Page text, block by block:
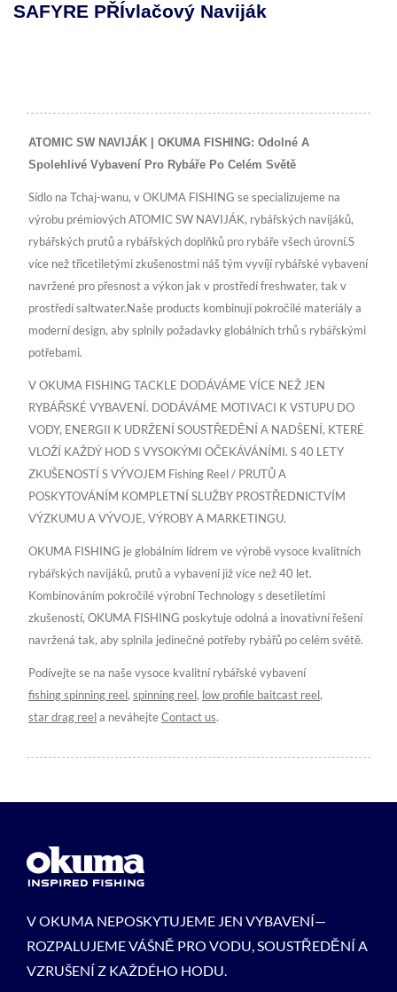
SAFYRE PŘÍvlačový Naviják
ATOMIC SW NAVIJÁK | OKUMA FISHING: Odolné A
Spolehlivé Vybavení Pro Rybáře Po Celém Světě
Sídlo na Tchaj-wanu, v OKUMA FISHING se specializujeme na
výrobu prémiových ATOMIC SW NAVIJÁK, rybářských navijáků,
rybářských prutů a rybářských doplňků pro rybáře všech úrovní.S
více než třicetiletými zkušenostmi náš tým vyvíjí rybářské vybavení
navržené pro přesnost a výkon jak v prostředí freshwater, tak v
prostředí saltwater.Naše products kombinují pokročilé materiály a
moderní design, aby splnily požadavky globálních trhů s rybářskými
potřebami.
V OKUMA FISHING TACKLE DODÁVÁME VÍCE NEŽ JEN
RYBÁŘSKÉ VYBAVENÍ. DODÁVÁME MOTIVACI K VSTUPU DO
VODY, ENERGII K UDRŽENÍ SOUSTŘEDĚNÍ A NADŠENÍ, KTERÉ
VLOŽÍ KAŽDÝ HOD S VYSOKÝMI OČEKÁVÁNÍMI. S 40 LETY
ZKUŠENOSTÍ S VÝVOJEM Fishing Reel / PRUTŮ A
POSKYTOVÁNÍM KOMPLETNÍ SLUŽBY PROSTŘEDNICTVÍM
VÝZKUMU A VÝVOJE, VÝROBY A MARKETINGU.
OKUMA FISHING je globálním lídrem ve výrobě vysoce kvalitních
rybářských navijáků, prutů a vybavení již více než 40 let.
Kombinováním pokročilé výrobní Technology s desetiletími
zkušeností, OKUMA FISHING poskytuje odolná a inovativní řešení
navržená tak, aby splnila jedinečné potřeby rybářů po celém světě.
Podívejte se na naše vysoce kvalitní rybářské vybavení
fishing spinning reel, spinning reel, low profile baitcast reel,
star drag reela neváhejteContact us.
V OKUMA NEPOSKYTUJEME JEN VYBAVENÍ—
ROZPALUJEME VÁŠNĚ PRO VODU, SOUSTŘEDĚNÍ A
VZRUŠENÍ Z KAŽDÉHO HODU.